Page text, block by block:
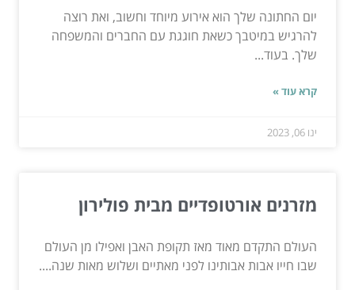
יום החתונה שלך הוא אירוע מיוחד וחשוב, ואת רוצה
להרגיש במיטבך כשאת חוגגת עם החברים והמשפחה
שלך. בעוד...
קרא עוד »
ינו 06, 2023
מזרנים אורטופדיים מבית פולירון
העולם התקדם מאוד מאז תקופת האבן ואפילו מן העולם
שבו חייו אבות אבותינו לפני מאתיים ושלוש מאות שנה....